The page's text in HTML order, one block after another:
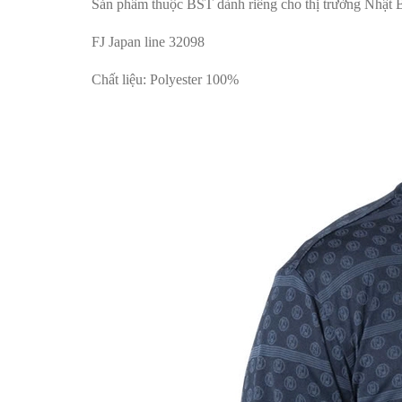
Sản phẩm thuộc BST dành riêng cho thị trường Nhật
FJ Japan line 32098
Chất liệu: Polyester 100%